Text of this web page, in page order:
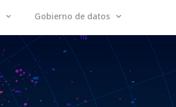
Gobierno de datos